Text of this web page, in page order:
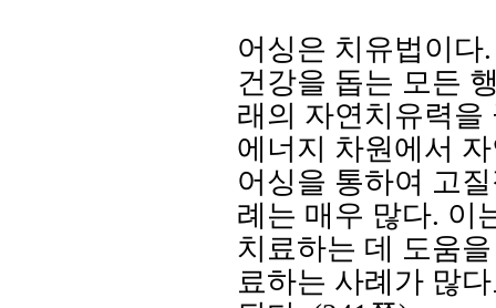
어싱은 치유법이다
건강을 돕는 모든
래의 자연치유력을
에너지 차원에서
어싱을 통하여 고
례는 매우 많다. 이
치료하는 데 도움
료하는 사례가 많